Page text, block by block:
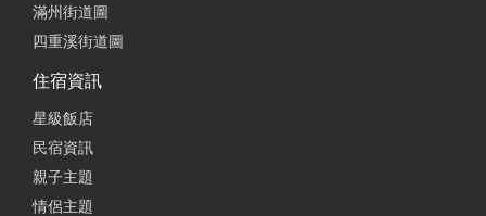
滿州街道圖
四重溪街道圖
住宿資訊
星級飯店
民宿資訊
親子主題
情侶主題